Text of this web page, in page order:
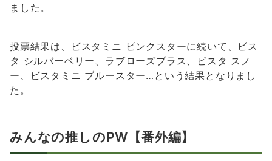
ました。
投票結果は、ビスタミニ ピンクスターに続いて、ビス
タ シルバーベリー、ラブローズプラス、ビスタ スノ
ー、ビスタミニ ブルースター…という結果となりまし
た。
みんなの推しのPW【番外編】